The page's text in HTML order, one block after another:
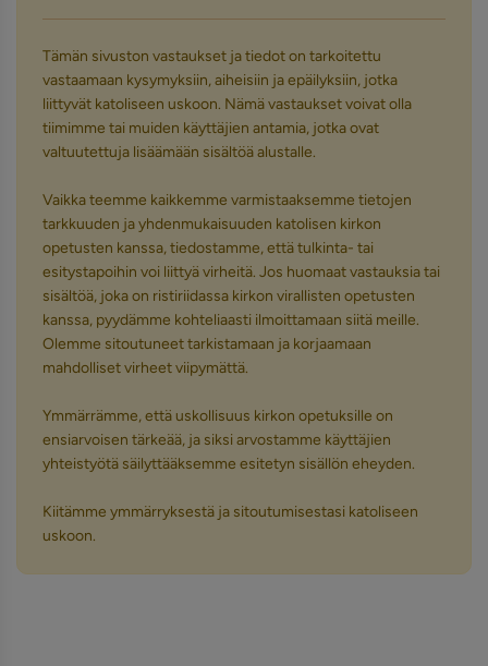
Tämän sivuston vastaukset ja tiedot on tarkoitettu
vastaamaan kysymyksiin, aiheisiin ja epäilyksiin, jotka
liittyvät katoliseen uskoon. Nämä vastaukset voivat olla
tiimimme tai muiden käyttäjien antamia, jotka ovat
valtuutettuja lisäämään sisältöä alustalle.
Vaikka teemme kaikkemme varmistaaksemme tietojen
tarkkuuden ja yhdenmukaisuuden katolisen kirkon
opetusten kanssa, tiedostamme, että tulkinta- tai
esitystapoihin voi liittyä virheitä. Jos huomaat vastauksia tai
sisältöä, joka on ristiriidassa kirkon virallisten opetusten
kanssa, pyydämme kohteliaasti ilmoittamaan siitä meille.
Olemme sitoutuneet tarkistamaan ja korjaamaan
mahdolliset virheet viipymättä.
Ymmärrämme, että uskollisuus kirkon opetuksille on
ensiarvoisen tärkeää, ja siksi arvostamme käyttäjien
yhteistyötä säilyttääksemme esitetyn sisällön eheyden.
Kiitämme ymmärryksestä ja sitoutumisestasi katoliseen
uskoon.